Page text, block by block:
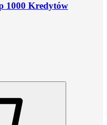
1000 Kredytów